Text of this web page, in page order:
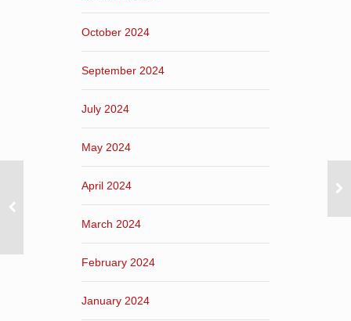
October 2024
September 2024
July 2024
May 2024
April 2024
March 2024
February 2024
January 2024